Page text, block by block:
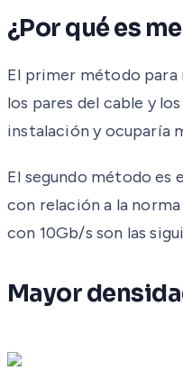
¿Por qué es
El primer método para
los pares del cable y
instalación y ocuparía
El segundo método es
con relación a la
con 10Gb/s son las
Mayor